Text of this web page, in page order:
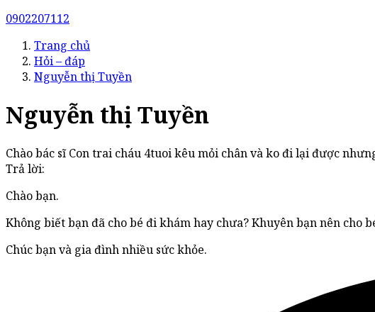
0902207112
Trang chủ
Hỏi – đáp
Nguyễn thị Tuyền
Nguyễn thị Tuyền
Chào bác sĩ Con trai cháu 4tuoi kêu mỏi chân và ko đi lại được
Trả lời:
Chào bạn.
Không biết bạn đã cho bé đi khám hay chưa? Khuyên bạn nên
Chúc bạn và gia đình nhiều sức khỏe.